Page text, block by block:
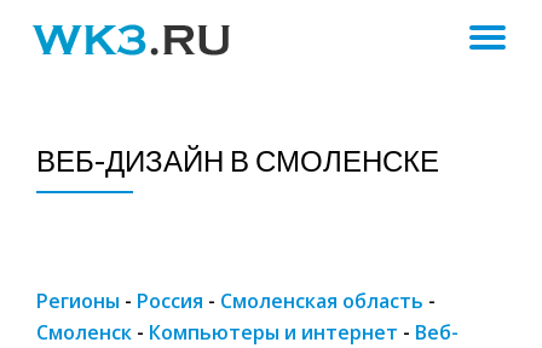
ВЕБ-ДИЗАЙН В СМОЛЕНСКЕ
Регионы - Россия - Смоленская область -
Смоленск - Компьютеры и интернет - Веб-